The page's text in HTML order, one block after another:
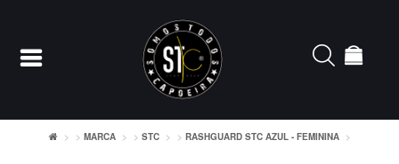
MARCA STC RASHGUARD STC AZUL - FEMININA